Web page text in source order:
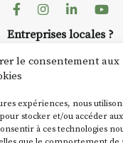
le consentement aux
expériences, nous
stocker et/ou accéder
à ces technologies
Bernard TURLE Le
pas une galerie
Chaque année, le
d’août, l’association
artisans
caves, les granges
Fumoir est l’un de
FacebookInstagram
Linkedin
Entreprises locales ?
toute l'actu de